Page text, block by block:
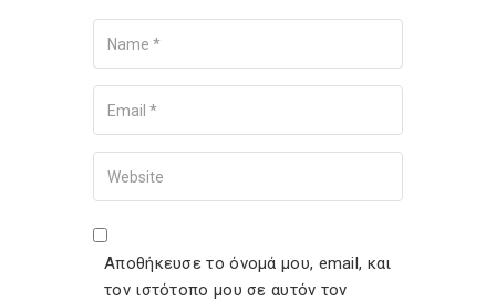
Name
Your Email
Your Website
Αποθήκευσε το όνομά μου, email, και
τον ιστότοπο μου σε αυτόν τον